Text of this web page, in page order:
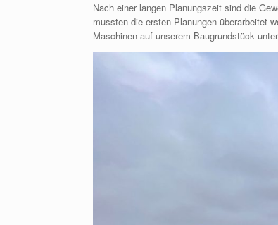
Nach einer langen Planungszeit sind die
mussten die ersten Planungen überarbeitet
Maschinen auf unserem Baugrundstück